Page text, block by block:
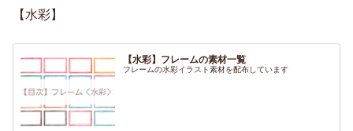
【水彩】
【水彩】フレームの素材一覧
フレームの水彩イラスト素材を配布しています